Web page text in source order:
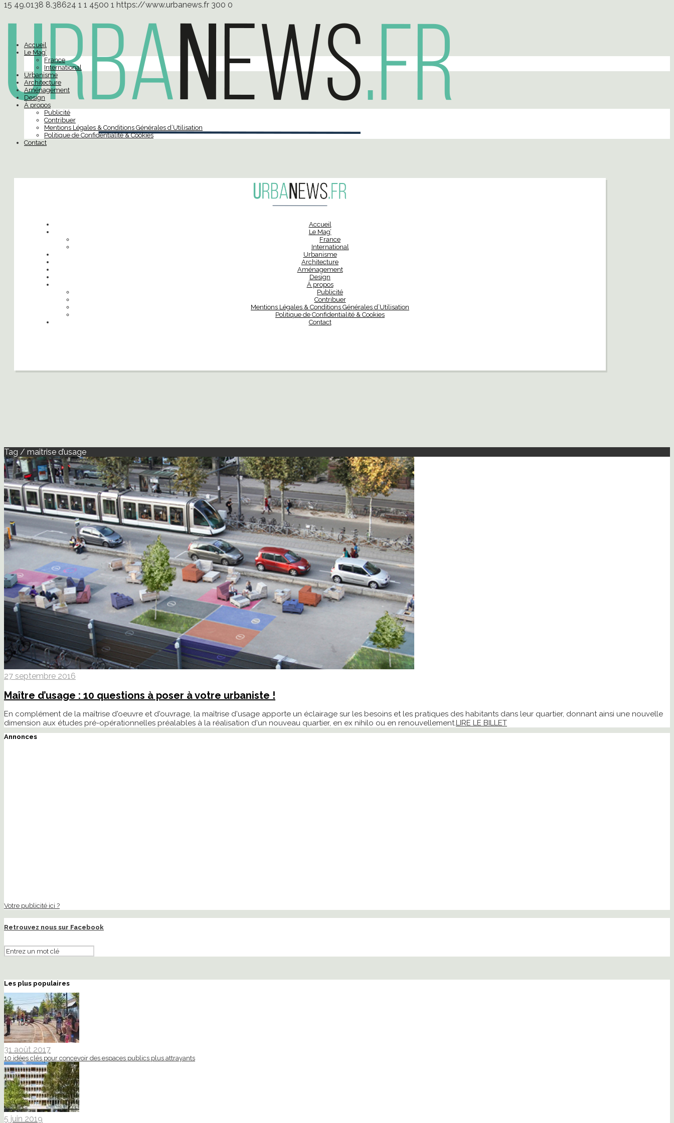
15 49.0138 8.38624 1 1 4500 1 https://www.urbanews.fr 300 0
Accueil
Le Mag’
France
International
Urbanisme
Architecture
Aménagement
Design
À propos
Publicité
Contribuer
Mentions Légales & Conditions Générales d’Utilisation
Politique de Confidentialité & Cookies
Contact
Accueil
Le Mag’
France
International
Urbanisme
Architecture
Aménagement
Design
À propos
Publicité
Contribuer
Mentions Légales & Conditions Générales d’Utilisation
Politique de Confidentialité & Cookies
Contact
Tag / maîtrise d’usage
27 septembre 2016
Maître d’usage : 10 questions à poser à votre urbaniste !
En complément de la maîtrise d'oeuvre et d'ouvrage, la maîtrise d'usage apporte un éclairage sur les besoins et les pratiques des habitants dans leur quartier, donnant ainsi une nouvelle
dimension aux études pré-opérationnelles préalables à la réalisation d'un nouveau quartier, en ex nihilo ou en renouvellement.LIRE LE BILLET
Annonces
Votre publicité ici ?
Retrouvez nous sur Facebook
Les plus populaires
31 août 2017
10 idées clés pour concevoir des espaces publics plus attrayants
5 juin 2019